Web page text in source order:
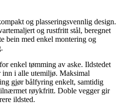
og plasseringsvennlig design.
og rustfritt stål, beregnet
bein med enkel montering og
enkel tømming av aske. Ildstedet
inn i alle utemiljø. Maksimal
gjør bålfyring enkelt, samtidig
røykfritt. Doble vegger gir
ildsted.